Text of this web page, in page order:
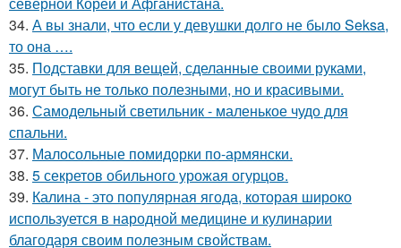
34. А вы знали, что если у девушки долго не было Seksa,
то она ….
35. Подставки для вещей, сделанные своими руками,
могут быть не только полезными, но и красивыми.
36. Самодельный светильник - маленькое чудо для
спальни.
37. Малосольные помидорки по-армянски.
38. 5 секретов обильного урожая огурцов.
39. Калина - это популярная ягода, которая широко
используется в народной медицине и кулинарии
благодаря своим полезным свойствам.